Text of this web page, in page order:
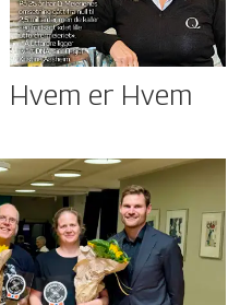
Hvem er Hvem